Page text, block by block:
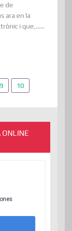
de
ara en la
i que,......
9 10
ONLINE